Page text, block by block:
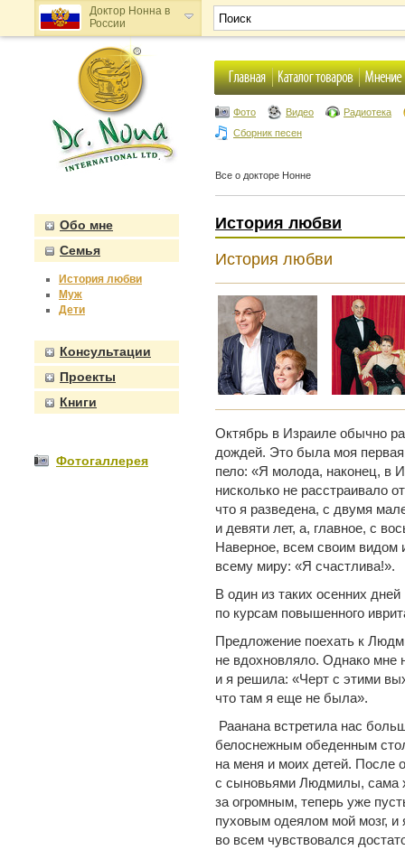
Доктор Нонна в
России
Доктор Нонна в
Украине
Фото Видео
Радиотека
Сборник песен
Все о докторе Нонне
Обо мне
Семья
История любви
Муж
Дети
Консультации
Проекты
Книги
Фотогаллерея
История любви
История любви
Октябрь в Израиле обычно
дождей. Это была моя
пело: «Я молода, наконец, в
нисколько не расстраивало
что я разведена, с двумя
и девяти лет, а, главное, с
Наверное, всем своим
всему миру: «Я счастлива!».
В один из таких осенних
по курсам повышенного
Предложение поехать к
не вдохновляло. Однако мне
и я решила: «Черт с этими
что там я еще не была».
Раанана встретила нас
белоснежным обеденным
на меня и моих детей. После
с сыновьями Людмилы, сама
за огромным, теперь уже
пуховым одеялом мой мозг,
во всем чувствовался